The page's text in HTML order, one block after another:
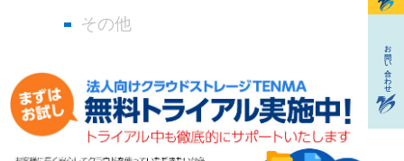
その他